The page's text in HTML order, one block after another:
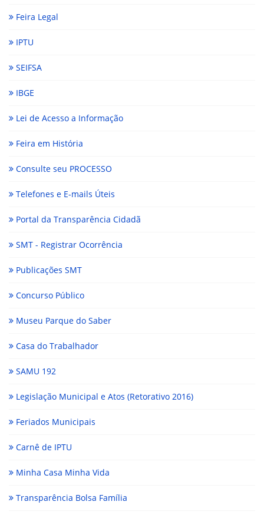
Feira Legal
IPTU
SEIFSA
IBGE
Lei de Acesso a Informação
Feira em História
Consulte seu PROCESSO
Telefones e E-mails Úteis
Portal da Transparência Cidadã
SMT - Registrar Ocorrência
Publicações SMT
Concurso Público
Museu Parque do Saber
Casa do Trabalhador
SAMU 192
Legislação Municipal e Atos (Retorativo 2016)
Feriados Municipais
Carnê de IPTU
Minha Casa Minha Vida
Transparência Bolsa Família